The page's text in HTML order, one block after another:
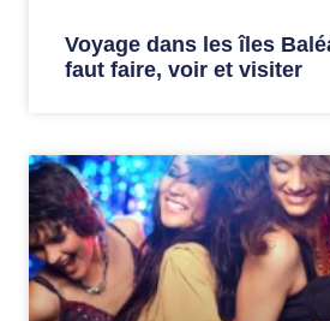
Voyage dans les îles
faut faire, voir et visiter